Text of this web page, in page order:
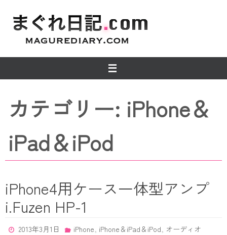
へ
キ
カテゴリー: iPhone＆
iPad＆iPod
iPhone4用ケース一体型アンプ
i.Fuzen HP-1
2013年3月1日 iPhone, iPhone＆iPad＆iPod, オーディオ